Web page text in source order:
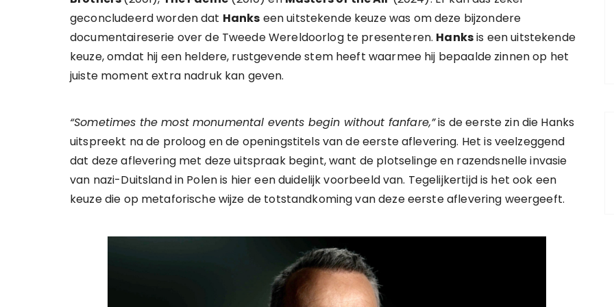
geconcludeerd worden dat Hanks een uitstekende keuze was om deze bijzondere
documentaireserie over de Tweede Wereldoorlog te presenteren. Hanksis een uitstekende
keuze, omdat hij een heldere, rustgevende stem heeft waarmee hij bepaalde zinnen op het
juiste moment extra nadruk kan geven.
“Sometimes the most monumental events begin without fanfare,”is de eerste zin die Hanks
uitspreekt na de proloog en de openingstitels van de eerste aflevering. Het is veelzeggend
dat deze aflevering met deze uitspraak begint, want de plotselinge en razendsnelle invasie
van nazi-Duitsland in Polen is hier een duidelijk voorbeeld van. Tegelijkertijd is het ook een
keuze die op metaforische wijze de totstandkoming van deze eerste aflevering weergeeft.